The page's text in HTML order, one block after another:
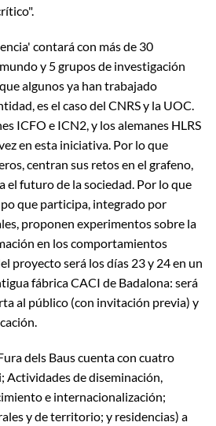
contará con más de 30
y 5 grupos de investigación
algunos ya han trabajado
es el caso del CNRS y la UOC.
ICFO e ICN2, y los alemanes HLRS
en esta iniciativa. Por lo que
centran sus retos en el grafeno,
el futuro de la sociedad. Por lo que
que participa, integrado por
proponen experimentos sobre la
en los comportamientos
proyecto será los días 23 y 24 en un
fábrica CACI de Badalona: será
al público (con invitación previa) y
dels Baus cuenta con cuatro
Actividades de diseminación,
e internacionalización;
y de territorio; y residencias) a